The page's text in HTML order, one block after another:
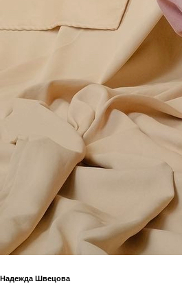
Надежда Швецова